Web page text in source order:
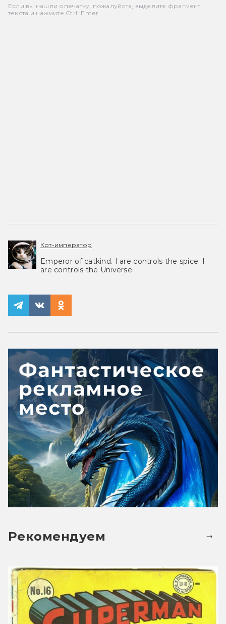
Если вы нашли опечатку, пожалуйста, выделите фрагмент
текста и нажмите Ctrl+Enter.
Кот-император
Emperor of catkind. I are controls the spice, I
are controls the Universe.
Рекомендуем